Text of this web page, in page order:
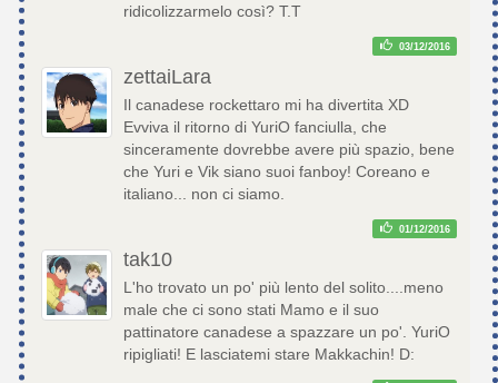
ridicolizzarmelo così? T.T
03/12/2016
zettaiLara
Il canadese rockettaro mi ha divertita XD
Evviva il ritorno di YuriO fanciulla, che
sinceramente dovrebbe avere più spazio, bene
che Yuri e Vik siano suoi fanboy! Coreano e
italiano... non ci siamo.
01/12/2016
tak10
L'ho trovato un po' più lento del solito....meno
male che ci sono stati Mamo e il suo
pattinatore canadese a spazzare un po'. YuriO
ripigliati! E lasciatemi stare Makkachin! D: